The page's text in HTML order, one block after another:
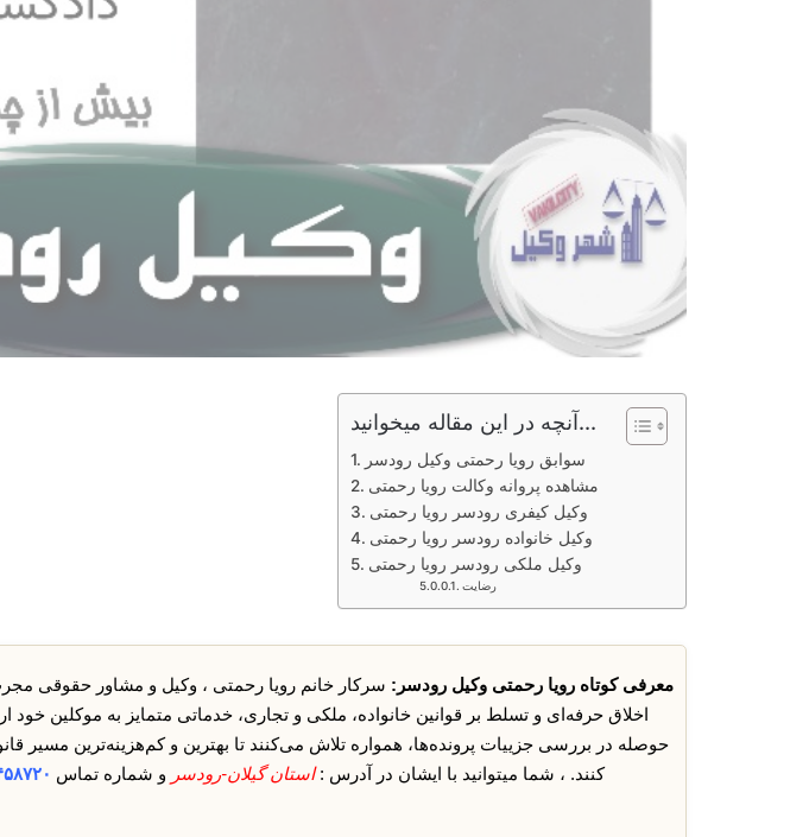
آنچه در این مقاله میخوانید...
سوابق رویا رحمتی وکیل رودسر
مشاهده پروانه وکالت رویا رحمتی
وکیل کیفری رودسر رویا رحمتی
وکیل خانواده رودسر رویا رحمتی
وکیل ملکی رودسر رویا رحمتی
رضایت
معرفی کوتاه رویا رحمتی وکیل رودسر: سرکار خانم رویا رحمتی ، وکیل و مشاور حقوقی
اخلاق حرفه‌ای و تسلط بر قوانین خانواده، ملکی و تجاری، خدماتی متمایز به موکلین خود
حوصله در بررسی جزییات پرونده‌ها، همواره تلاش می‌کنند تا بهترین و کم‌هزینه‌ترین مسیر
کنند. ، شما میتوانید با ایشان در آدرس :استان گیلان-رودسر و شماره تماس